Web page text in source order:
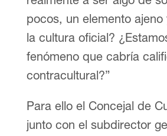
pocos, un elemento
la cultura oficial?
fenómeno que cabría
contracultural?”
Para ello el Concejal de
junto con el subdirector